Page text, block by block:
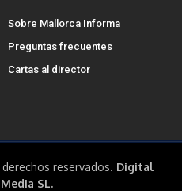
Sobre Mallorca Informa
Preguntas frecuentes
Cartas al director
reservados. Digital
SL.